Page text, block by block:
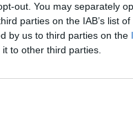
out. You may separately
parties on the IAB’s list
by us to third parties on the
to other third parties.